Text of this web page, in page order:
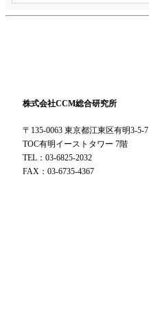
株式会社CCM総合研究所
〒135-0063 東京都江東区有明3-5-7
TOC有明イーストタワー 7階
TEL：03-6825-2032
FAX：03-6735-4367